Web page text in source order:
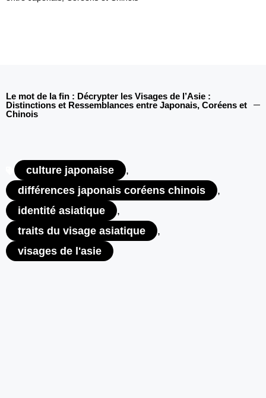
Le mot de la fin : Décrypter les Visages de l’Asie :
Distinctions et Ressemblances entre Japonais, Coréens et
Chinois
culture japonaise
,
différences japonais coréens chinois
,
identité asiatique
,
traits du visage asiatique
,
visages de l'asie